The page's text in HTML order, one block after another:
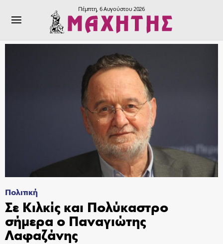
Πέμπτη, 6 Αυγούστου 2026
Πολιτική
Σε Κιλκίς και Πολύκαστρο
σήμερα ο Παναγιώτης
Λαφαζάνης